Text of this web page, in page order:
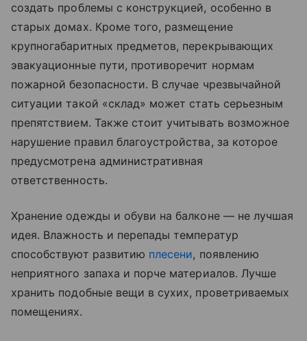
создать проблемы с конструкцией, особенно в
старых домах. Кроме того, размещение
крупногабаритных предметов, перекрывающих
эвакуационные пути, противоречит нормам
пожарной безопасности. В случае чрезвычайной
ситуации такой «склад» может стать серьезным
препятствием. Также стоит учитывать возможное
нарушение правил благоустройства, за которое
предусмотрена административная
ответственность.
Хранение одежды и обуви на балконе — не лучшая
идея. Влажность и перепады температур
способствуют развитию плесени, появлению
неприятного запаха и порче материалов. Лучше
хранить подобные вещи в сухих, проветриваемых
помещениях.